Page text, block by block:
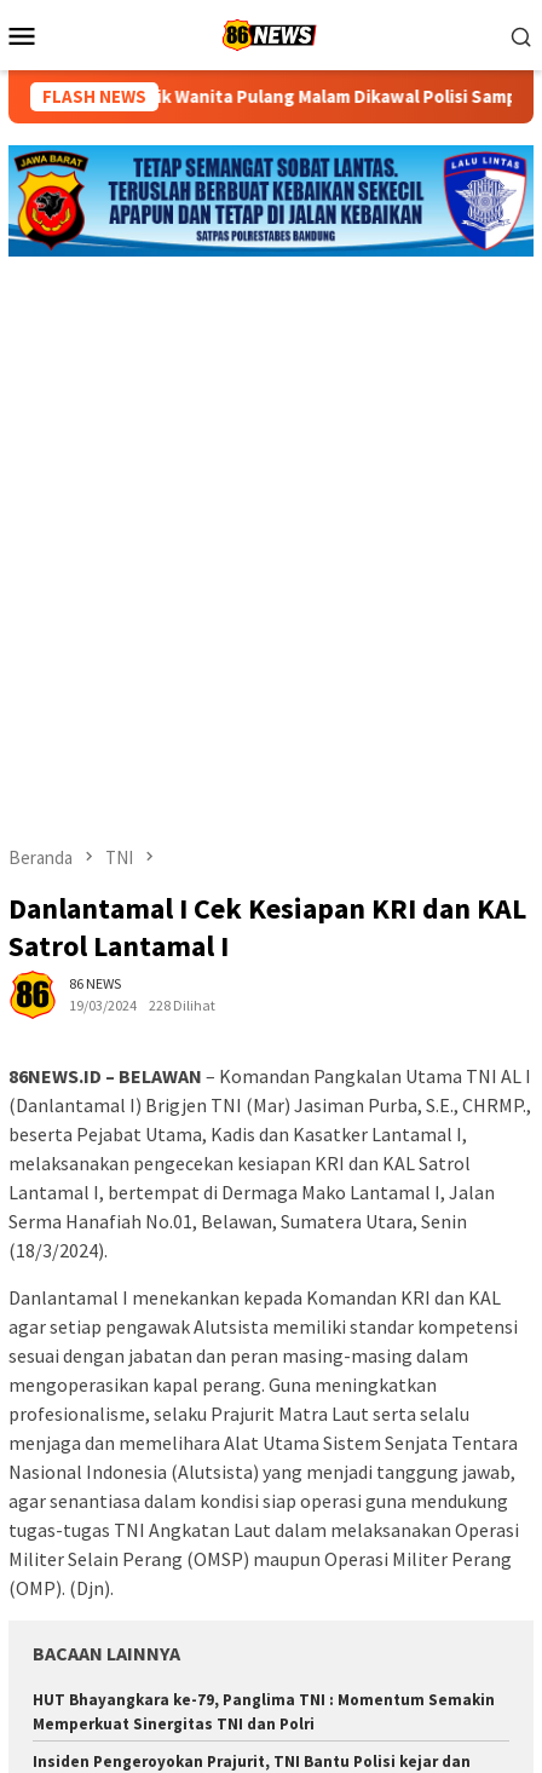
ke
Mobile
FLASH NEWS
Pulang Malam Dikawal Polisi Sampai Rumah Rapat
Beranda TNI
Danlantamal I Cek Kesiapan KRI dan KAL
Satrol Lantamal I
86 NEWS
19/03/2024
228 Dilihat
86NEWS.ID – BELAWAN – Komandan Pangkalan Utama TNI AL I
(Danlantamal I) Brigjen TNI (Mar) Jasiman Purba, S.E., CHRMP.,
beserta Pejabat Utama, Kadis dan Kasatker Lantamal I,
melaksanakan pengecekan kesiapan KRI dan KAL Satrol
Lantamal I, bertempat di Dermaga Mako Lantamal I, Jalan
Serma Hanafiah No.01, Belawan, Sumatera Utara, Senin
(18/3/2024).
Danlantamal I menekankan kepada Komandan KRI dan KAL
agar setiap pengawak Alutsista memiliki standar kompetensi
sesuai dengan jabatan dan peran masing-masing dalam
mengoperasikan kapal perang. Guna meningkatkan
profesionalisme, selaku Prajurit Matra Laut serta selalu
menjaga dan memelihara Alat Utama Sistem Senjata Tentara
Nasional Indonesia (Alutsista) yang menjadi tanggung jawab,
agar senantiasa dalam kondisi siap operasi guna mendukung
tugas-tugas TNI Angkatan Laut dalam melaksanakan Operasi
Militer Selain Perang (OMSP) maupun Operasi Militer Perang
(OMP). (Djn).
BACAAN LAINNYA
HUT Bhayangkara ke-79, Panglima TNI : Momentum Semakin
Memperkuat Sinergitas TNI dan Polri
Insiden Pengeroyokan Prajurit, TNI Bantu Polisi kejar dan